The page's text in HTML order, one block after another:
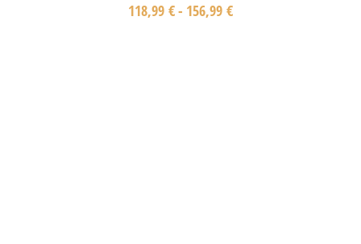
118,99 €- 156,99 €